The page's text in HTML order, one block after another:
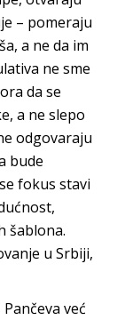
– pomeraju
a ne da im
ne sme
da se
a ne slepo
odgovaraju
bude
fokus stavi
šablona.
u Srbiji,
već